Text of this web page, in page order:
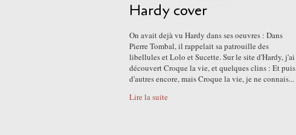
Hardy cover
On avait dejà vu Hardy dans ses oeuvres : Dans
Pierre Tombal, il rappelait sa patrouille des
libellules et Lolo et Sucette. Sur le site d'Hardy, j'ai
découvert Croque la vie, et quelques clins : Et puis
d'autres encore, mais Croque la vie, je ne connais...
Lire la suite